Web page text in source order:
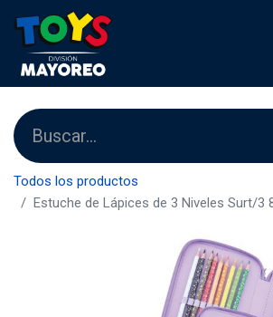
Todos los productos
Estuche de Lápices de 3 Niveles Surt/3